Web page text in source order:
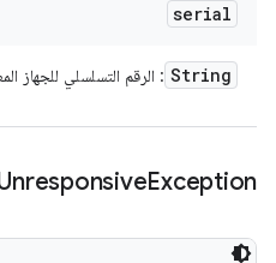
serial
String : الرقم التسلسلي للجهاز
Exception